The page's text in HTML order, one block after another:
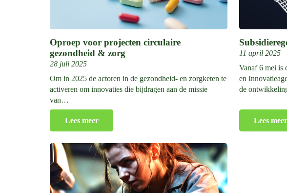
Oproep voor projecten circulaire
gezondheid & zorg
28 juli 2025
Om in 2025 de actoren in de gezondheid- en zorgketen te
activeren om innovaties die bijdragen aan de missie
van…
Lees meer
11 april 2025
Vanaf 6 mei is
en
de
Lees meer